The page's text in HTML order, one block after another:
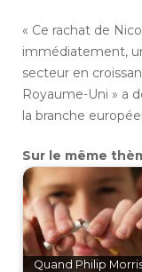
« Ce rachat de
immédiatement,
secteur en
Royaume-Uni » a
la branche
Sur le même
Quand Philip